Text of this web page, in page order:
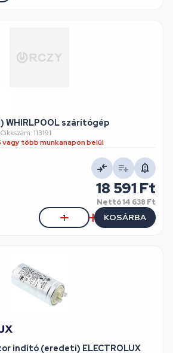
WHIRLPOOL szárítógép
Cikkszám: 113191
vagy több munkanapon belül
18 591 Ft
Nettó14 638 Ft
KOSÁRBA
indító (eredeti) ELECTROLUX